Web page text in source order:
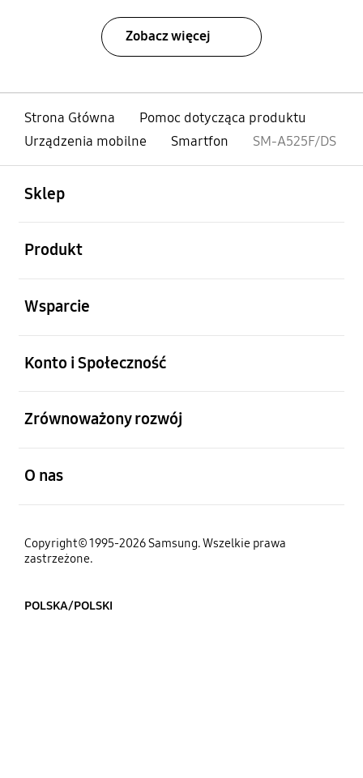
Zobacz więcej
Strona Główna
Pomoc dotycząca produktu
Urządzenia mobilne
Smartfon SM-A525F/DS
Sklep
Produkt
Wsparcie
Konto i Społeczność
Zrównoważony rozwój
O nas
Copyright© 1995-2026 Samsung. Wszelkie prawa
zastrzeżone.
POLSKA/POLSKI